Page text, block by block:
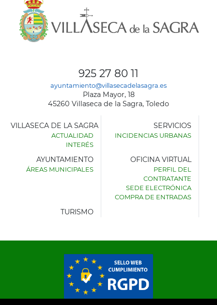
925 27 80 11
ayuntamiento@villasecadelasagra.es
Plaza Mayor, 18
45260 Villaseca de la Sagra, Toledo
AYUNTAMIENTO
VILLASECA DE LA SAGRA
ACTUALIDAD
INTERÉS
SERVICIOS
INCIDENCIAS URBANAS
AYUNTAMIENTO
ÁREAS MUNICIPALES
OFICINA VIRTUAL
PERFIL DEL
CONTRATANTE
SEDE ELECTRÓNICA
COMPRA DE ENTRADAS
TURISMO